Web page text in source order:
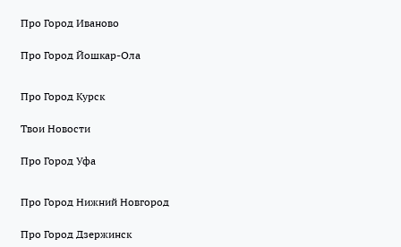
Про Город Иваново
Про Город Йошкар-Ола
Про Город Курск
Твои Новости
Про Город Уфа
Про Город Нижний Новгород
Про Город Дзержинск